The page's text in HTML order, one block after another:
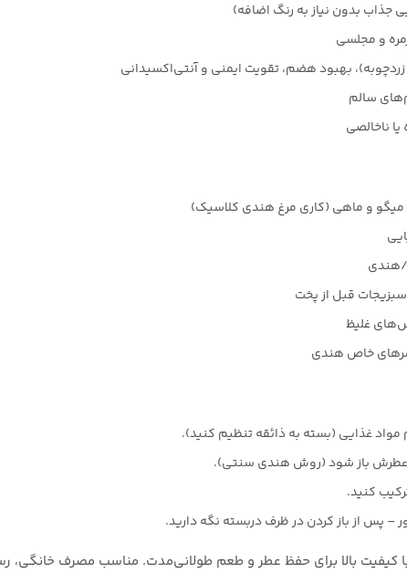
جذاب بدون نیاز به رنگ اضافه)
و مجلسی
بهبود هضم، تقویت ایمنی و آنتی‌اکسیدانی
سالم
ناخالصی
میگو و ماهی (کاری مرغ هندی کلاسیک)
هندی
قبل از پخت
غلیظ
خاص هندی
عطرش باز شود (روش هندی سنتی).
کنید.
پس از باز کردن در ظرف دربسته نگه دارید.
کیفیت بالا برای حفظ عطر و طعم طولانی‌مدت. مناسب مصرف خانگی،